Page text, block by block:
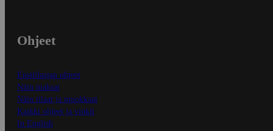
Ohjeet
Ensitilaajan ohjeet
Näin maksat
Näin tilaat ja muokkaat
Kaikki ohjeet ja vinkit
In English